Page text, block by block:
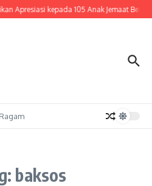
Apresiasi kepada 105 Anak Jemaat
Ragam
baksos